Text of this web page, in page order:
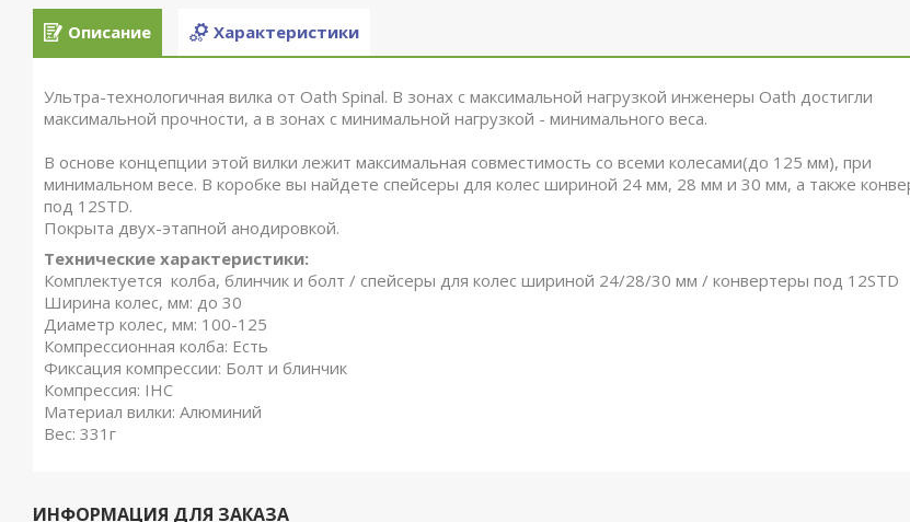
Описание Характеристики
Ультра-технологичная вилка от Oath Spinal. В зонах с максимальной нагрузкой инженеры Oath достигли
максимальной прочности, а в зонах с минимальной нагрузкой - минимального веса.
В основе концепции этой вилки лежит максимальная совместимость со всеми колесами(до 125 мм), при
минимальном весе. В коробке вы найдете спейсеры для колес шириной 24 мм, 28 мм и 30 мм, а также
под 12STD.
Покрыта двух-этапной анодировкой.
Технические характеристики:
Комплектуется колба, блинчик и болт / спейсеры для колес шириной 24/28/30 мм / конвертеры под 12STD
Ширина колес, мм: до 30
Диаметр колес, мм: 100-125
Компрессионная колба: Есть
Фиксация компрессии: Болт и блинчик
Компрессия: IHC
Материал вилки: Алюминий
Вес: 331г
ИНФОРМАЦИЯ ДЛЯ ЗАКАЗА